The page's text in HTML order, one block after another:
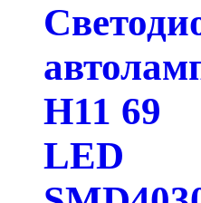
H11 69
LED